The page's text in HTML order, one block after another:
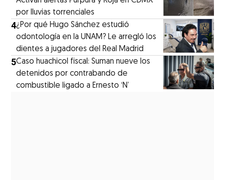
por lluvias torrenciales
4¿Por qué Hugo Sánchez estudió
odontología en la UNAM? Le arregló los
dientes a jugadores del Real Madrid
5Caso huachicol fiscal: Suman nueve los
detenidos por contrabando de
combustible ligado a Ernesto ‘N’